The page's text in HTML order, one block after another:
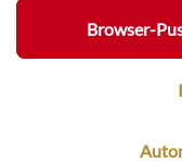
Browser-